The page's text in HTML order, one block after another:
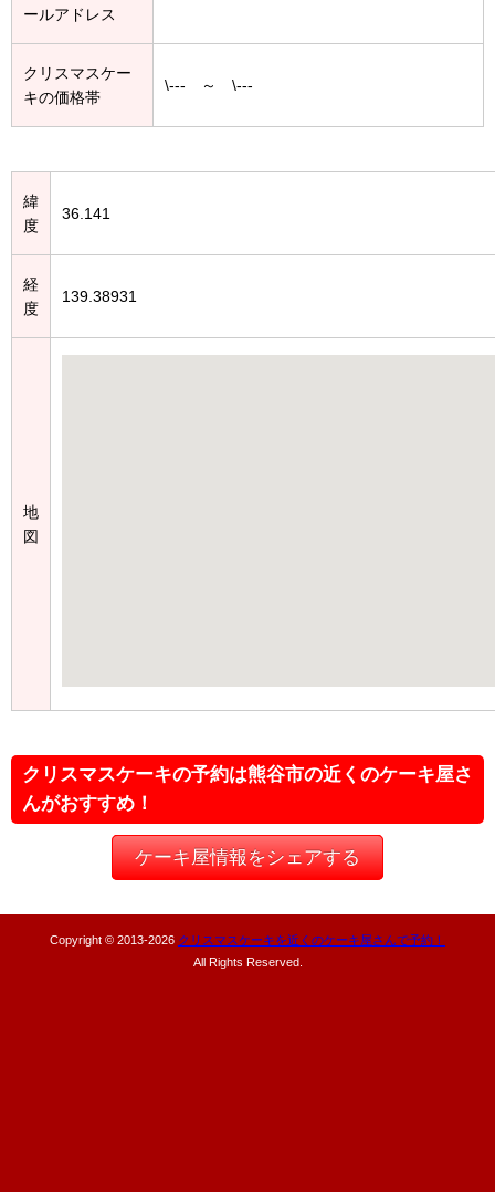
ールアドレス
クリスマスケー
キの価格帯
\--- ～ \---
緯
度
36.141
経
度
139.38931
地
図
クリスマスケーキの予約は熊谷市の近くのケーキ屋さ
んがおすすめ！
ケーキ屋情報をシェアする
Copyright © 2013-2026 クリスマスケーキを近くのケーキ屋さんで予約！
All Rights Reserved.